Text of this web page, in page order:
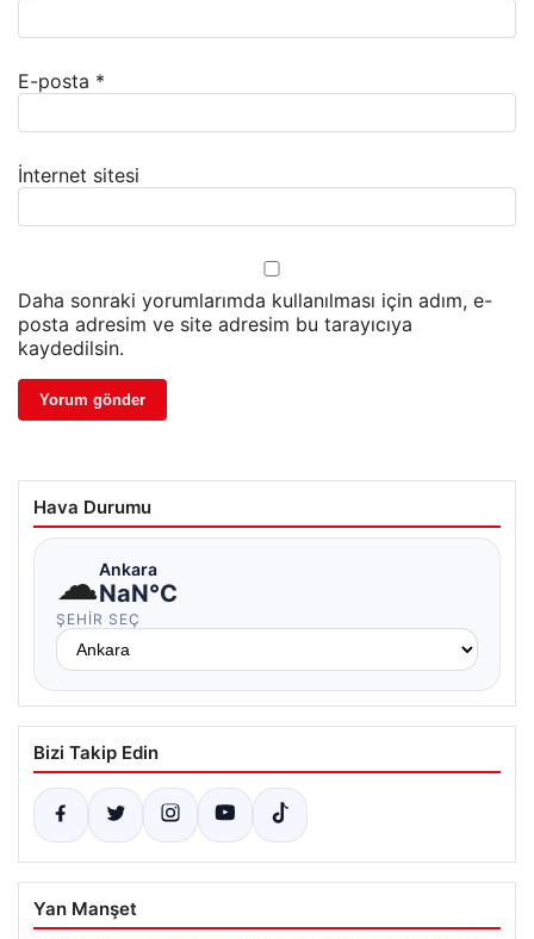
E-posta *
İnternet sitesi
Daha sonraki yorumlarımda kullanılması için adım, e-
posta adresim ve site adresim bu tarayıcıya
kaydedilsin.
Hava Durumu
☁Ankara
NaN°C
ŞEHIR SEÇ
Bizi Takip Edin
Yan Manşet